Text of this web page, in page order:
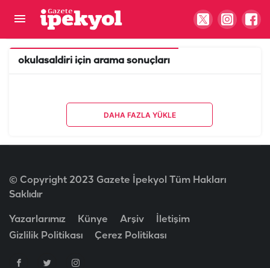
okulasaldiri için arama sonuçları
DAHA FAZLA YÜKLE
© Copyright 2023 Gazete İpekyol Tüm Hakları
Saklıdır
Yazarlarımız Künye Arşiv
İletişim
Gizlilik Politikası
Çerez Politikası